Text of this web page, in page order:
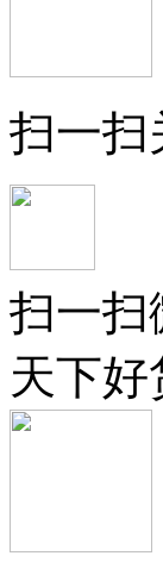
扫一扫
扫一扫
天下好